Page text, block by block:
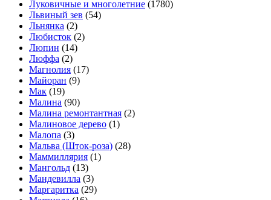
Луковичные и многолетние (1780)
Львиный зев (54)
Льнянка (2)
Любисток (2)
Люпин (14)
Люффа (2)
Магнолия (17)
Майоран (9)
Мак (19)
Малина (90)
Малина ремонтантная (2)
Малиновое дерево (1)
Малопа (3)
Мальва (Шток-роза) (28)
Маммиллярия (1)
Мангольд (13)
Мандевилла (3)
Маргаритка (29)